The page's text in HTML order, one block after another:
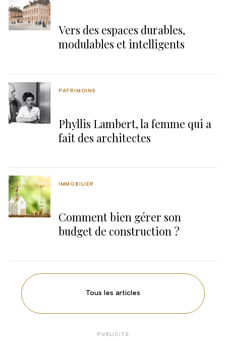
Vers des espaces durables,
modulables et intelligents
Phyllis Lambert, la femme qui a
fait des architectes
PATRIMOINE
Comment bien gérer son
budget de construction ?
IMMOBILIER
Tous les articles
PUBLICITÉ